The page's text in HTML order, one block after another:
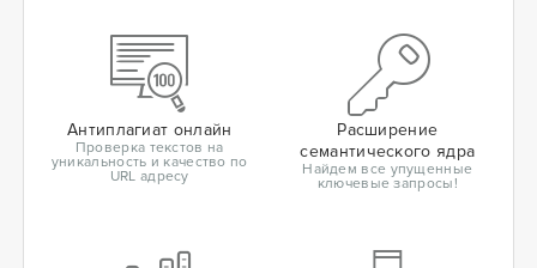
Антиплагиат онлайн
Проверка текстов на
уникальность и качество по
URL адресу
Расширение
семантического ядра
Найдем все упущенные
ключевые запросы!